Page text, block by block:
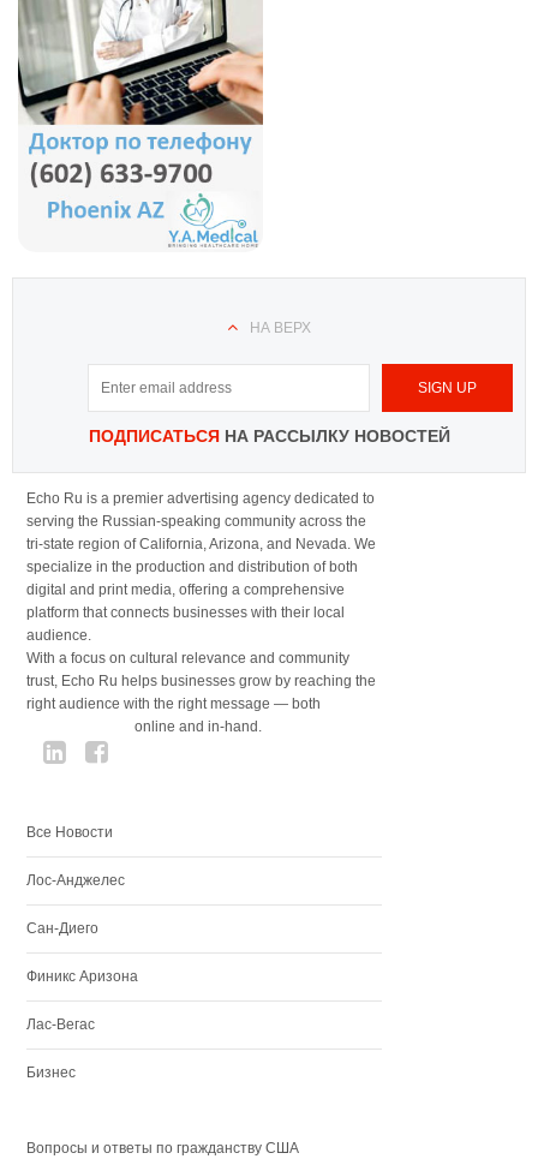
НА ВЕРХ
ПОДПИСАТЬСЯНА РАССЫЛКУ НОВОСТЕЙ
Echo Ru is a premier advertising agency dedicated to
serving the Russian-speaking community across the
tri-state region of California, Arizona, and Nevada. We
specialize in the production and distribution of both
digital and print media, offering a comprehensive
platform that connects businesses with their local
audience.
With a focus on cultural relevance and community
trust, Echo Ru helps businesses grow by reaching the
right audience with the right message — both
online and in-hand.
Все Новости
Лос-Анджелес
Сан-Диего
Финикс Аризона
Лас-Вегас
Бизнес
Вопросы и ответы по гражданству США